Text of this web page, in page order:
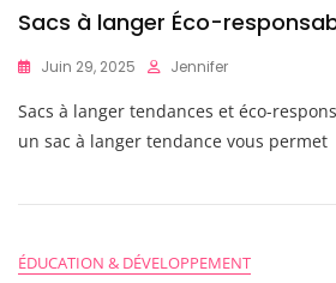
Sacs à langer Éco-
Juin 29, 2025 Jennifer
Sacs à langer tendances et éco-
un sac à langer tendance vous permet
ÉDUCATION & DÉVELOPPEMENT